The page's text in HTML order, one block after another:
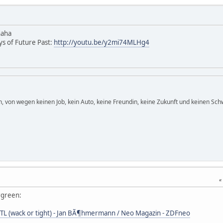
of Future Past: http://youtu.be/y2mi74MLHg4
wegen keinen Job, kein Auto, keine Freundin, keine Zukunft und keinen
(wack or tight) - Jan BÃ¶hmermann / Neo Magazin - ZDFneo